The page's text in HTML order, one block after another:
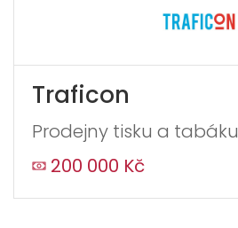
Traficon
Prodejny tisku a tabáku
200 000 Kč